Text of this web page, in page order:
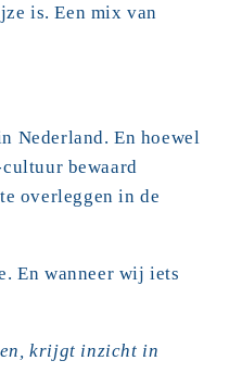
is. Een mix van
Nederland. En hoewel
bewaard
overleggen in de
En wanneer wij iets
krijgt inzicht in